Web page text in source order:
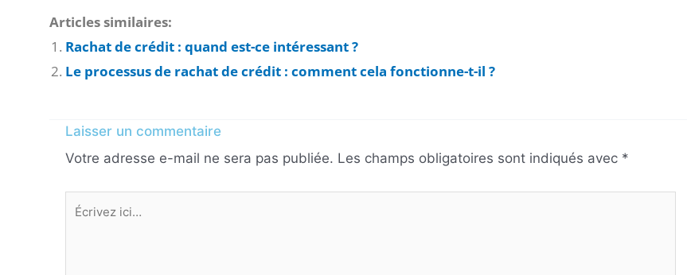
Articles similaires:
Rachat de crédit : quand est-ce intéressant ?
Le processus de rachat de crédit : comment cela fonctionne-t-il ?
Laisser un commentaire
Votre adresse e-mail ne sera pas publiée. Les champs obligatoires sont indiqués avec *
Écrivez